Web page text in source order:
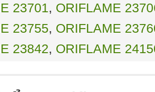
23701, ORIFLAME
23755, ORIFLAME
23842, ORIFLAME